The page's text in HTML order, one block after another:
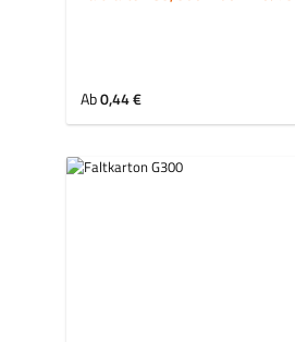
Regulärer Preis:
Ab0,44 €